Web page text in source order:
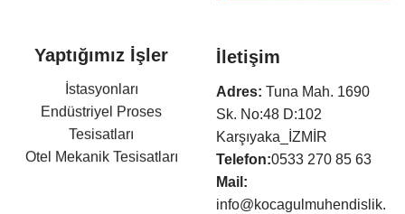
Yaptığımız İşler
Arıtma Tesisleri ve Terfi
İstasyonları
Endüstriyel Proses
Tesisatları
Otel Mekanik Tesisatları
İletişim
Adres: Tuna Mah. 1690
Sk. No:48 D:102
Karşıyaka_İZMİR
Telefon:0533 270 85 63
Mail:
info@kocagulmuhendislik.